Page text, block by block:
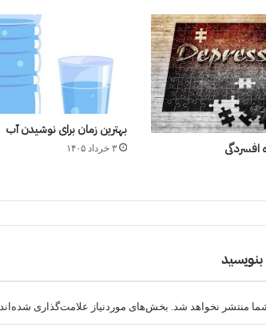
بهترین زمان برای نوشیدن آب
۳ خرداد ۱۴۰۵
بنویسید
منتشر نخواهد شد. بخش‌های موردنیاز علامت‌گذاری شده‌اند